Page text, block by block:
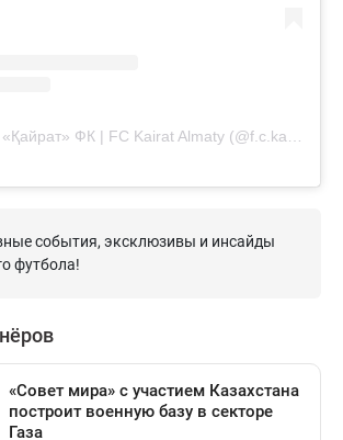
события, эксклюзивы и инсайды
футбола!